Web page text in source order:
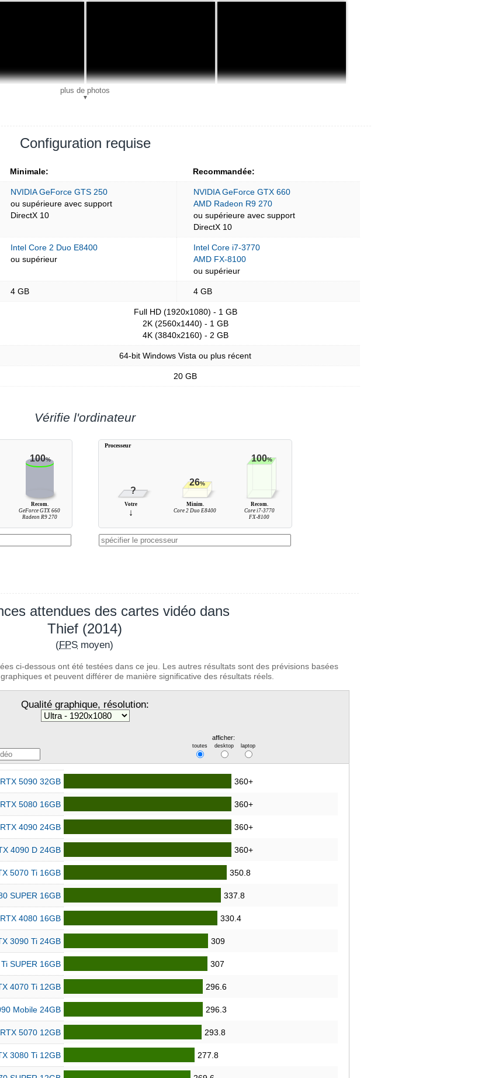
plus de photos
▼
Configuration requise
Minimale:
Recommandée:
NVIDIA GeForce GTS 250
ou supérieure avec support
DirectX 10
NVIDIA GeForce GTX 660
AMD Radeon R9 270
ou supérieure avec support
DirectX 10
Intel Core 2 Duo E8400
ou supérieur
Intel Core i7-3770
AMD FX-8100
ou supérieur
4 GB
4 GB
Full HD (1920x1080) - 1 GB
2K (2560x1440) - 1 GB
4K (3840x2160) - 2 GB
64-bit Windows Vista ou plus récent
20 GB
Vérifie l'ordinateur
100%
Recom.
GeForce GTX 660
Radeon R9 270
?
26%
100%
Votre
↓
Minim.
Core 2 Duo E8400
Recom.
Core i7-3770
FX-8100
Processeur
attendues des cartes vidéo dans
Thief (2014)
(FPS moyen)
ci-dessous ont été testées dans ce jeu. Les autres résultats sont des prévisions basées
et peuvent différer de manière significative des résultats réels.
Qualité graphique, résolution:
afficher:
toutes desktop laptop
5090 32GB 360+
5080 16GB 360+
4090 24GB 360+
4090 D 24GB 360+
5070 Ti 16GB 350.8
SUPER 16GB 337.8
4080 16GB 330.4
3090 Ti 24GB 309
SUPER 16GB 307
4070 Ti 12GB 296.6
Mobile 24GB 296.3
5070 12GB 293.8
3080 Ti 12GB 277.8